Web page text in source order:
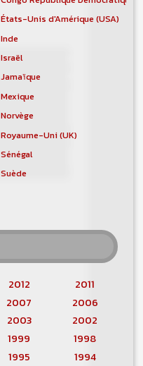
États-Unis d'Amérique (USA)
Inde
Israël
Jamaïque
Mexique
Norvège
Royaume-Uni (UK)
Sénégal
Suède
2012
2011
2007
2006
2003
2002
1999
1998
1995
1994